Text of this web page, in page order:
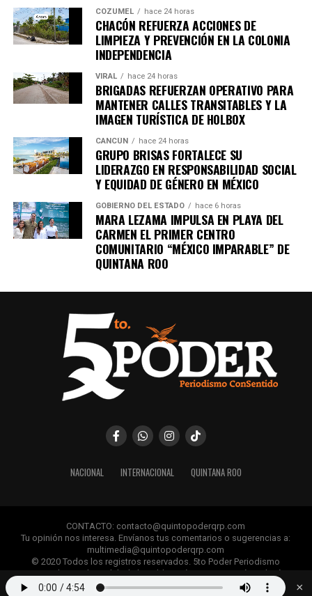
COZUMEL hace 24 horas
CHACÓN REFUERZA ACCIONES DE
LIMPIEZA Y PREVENCIÓN EN LA COLONIA
INDEPENDENCIA
VIRAL hace 24 horas
BRIGADAS REFUERZAN OPERATIVO PARA
MANTENER CALLES TRANSITABLES Y LA
IMAGEN TURÍSTICA DE HOLBOX
CANCÚN hace 24 horas
GRUPO BRISAS FORTALECE SU
LIDERAZGO EN RESPONSABILIDAD SOCIAL
Y EQUIDAD DE GÉNERO EN MÉXICO
GOBIERNO DEL ESTADO hace 6 horas
MARA LEZAMA IMPULSA EN PLAYA DEL
CARMEN EL PRIMER CENTRO
COMUNITARIO “MÉXICO IMPARABLE” DE
QUINTANA ROO
NACIONAL INTERNACIONAL QUINTANA ROO
CONTACTO: contacto@quintopoderqrp.com
Tu opinión nos interesa. Envíanos tus comentarios o sugerencias a:
multimedia@quintopoderqrp.com
© 2020 Todos los registros reservados. 5to Poder Periodismo
ConSentido Queda prohibida la publicación, retransmisión, edición y
cualquier uso de los contenidos sin permiso previo.
×